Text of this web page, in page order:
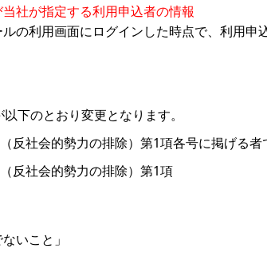
社が指定する利用申込者の情報
の利用画面にログインした時点で、利用申
下のとおり変更となります。
反社会的勢力の排除）第1項各号に掲げる者
反社会的勢力の排除）第1項
いこと」